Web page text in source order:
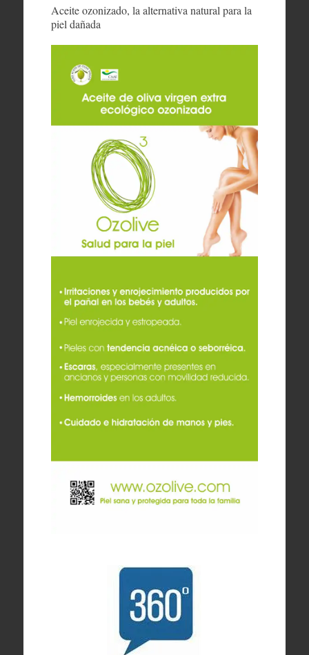
Aceite ozonizado, la alternativa natural para la
piel dañada